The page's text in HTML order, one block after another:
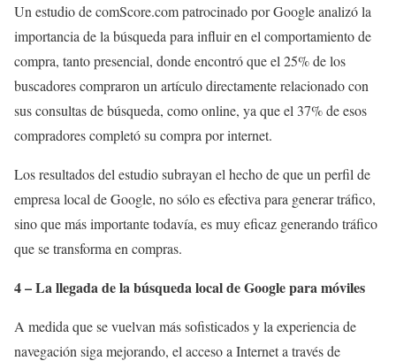
Un estudio de comScore.com patrocinado por Google analizó la
importancia de la búsqueda para influir en el comportamiento de
compra, tanto presencial, donde encontró que el 25% de los
buscadores compraron un artículo directamente relacionado con
sus consultas de búsqueda, como online, ya que el 37% de esos
compradores completó su compra por internet.
Los resultados del estudio subrayan el hecho de que un perfil de
empresa local de Google, no sólo es efectiva para generar tráfico,
sino que más importante todavía, es muy eficaz generando tráfico
que se transforma en compras.
4 – La llegada de la búsqueda local de Google para móviles
A medida que se vuelvan más sofisticados y la experiencia de
navegación siga mejorando, el acceso a Internet a través de